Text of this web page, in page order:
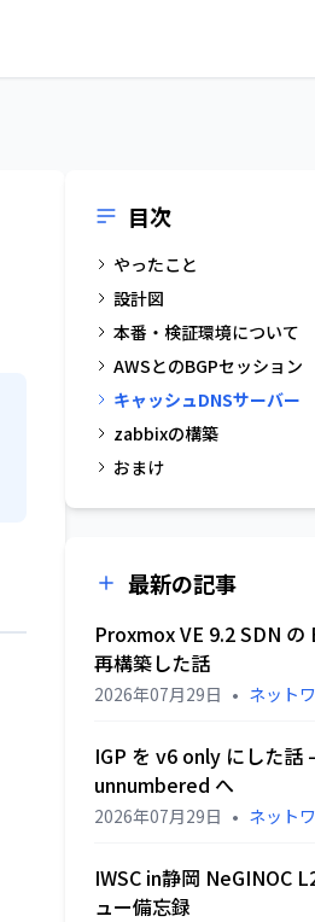
目次
やったこと
設計図
本番・検証環境について
AWSとのBGPセッション
キャッシュDNSサーバー
zabbixの構築
おまけ
最新の記事
Proxmox VE 9.2 SDN
再構築した話
2026年07月29日 • ネット
IGP を v6 only にした話
unnumbered へ
2026年07月29日 • ネット
IWSC in静岡 NeGINOC
ュー備忘録